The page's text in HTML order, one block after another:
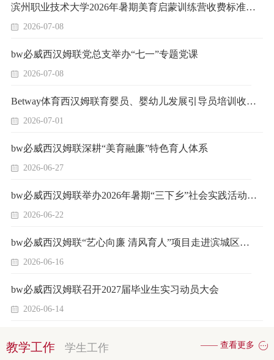
滨州职业技术大学2026年暑期美育启蒙训练营收费标准公示
2026-07-08
bw必威西汉姆联党总支举办“七一”专题党课
2026-07-08
Betway体育西汉姆联育婴员、婴幼儿发展引导员培训收费标准公示
2026-07-01
bw必威西汉姆联深耕“美育融廉”特色育人体系
2026-06-27
bw必威西汉姆联举办2026年暑期“三下乡”社会实践活动启动仪式
2026-06-22
bw必威西汉姆联“艺心向廉 清风育人”项目走进滨城区第八实验幼儿园
2026-06-16
bw必威西汉姆联召开2027届毕业生实习动员大会
2026-06-14
教学工作 学生工作 —— 查看更多